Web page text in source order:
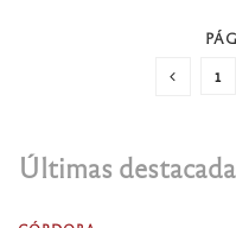
1
Últimas